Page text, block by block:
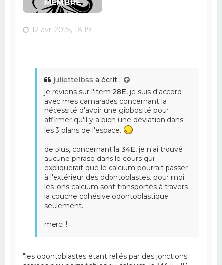
12 avr. 2025, 18:19
juliettelbss a écrit :
je reviens sur l'item 28E, je suis d'accord
avec mes camarades concernant la
nécessité d'avoir une gibbosité pour
affirmer qu'il y a bien une déviation dans
les 3 plans de l'espace.
de plus, concernant la 34E, je n'ai trouvé
aucune phrase dans le cours qui
expliquerait que le calcium pourrait passer
à l'extérieur des odontoblastes. pour moi
les ions calcium sont transportés à travers
la couche cohésive odontoblastique
seulement.
merci !
"les odontoblastes étant reliés par des jonctions